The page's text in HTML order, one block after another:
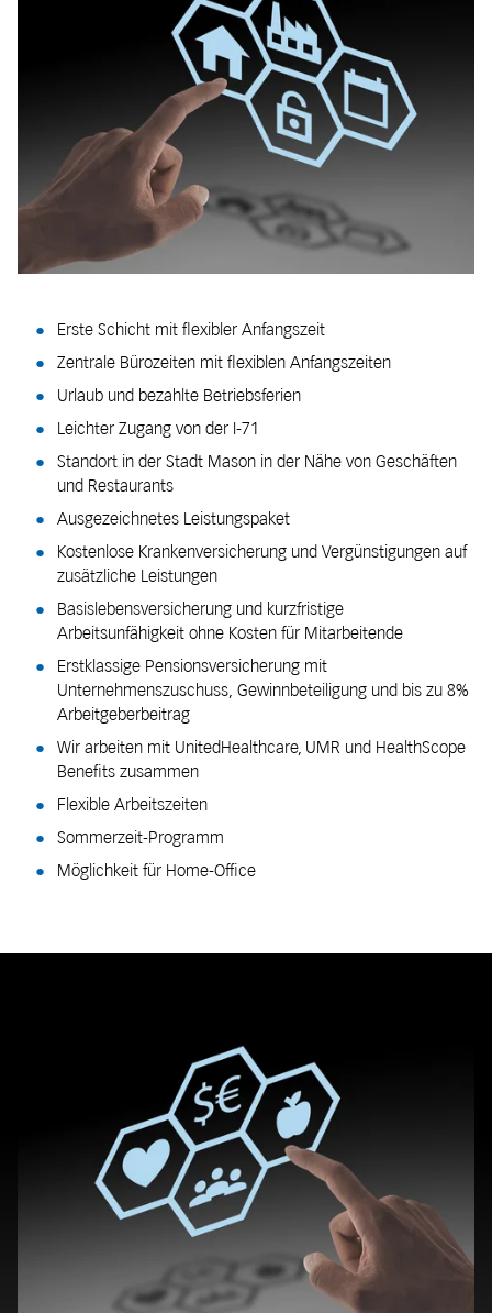
Erste Schicht mit flexibler Anfangszeit
Zentrale Bürozeiten mit flexiblen Anfangszeiten
Urlaub und bezahlte Betriebsferien
Leichter Zugang von der I-71
Standort in der Stadt Mason in der Nähe von Geschäften
und Restaurants
Ausgezeichnetes Leistungspaket
Kostenlose Krankenversicherung und Vergünstigungen auf
zusätzliche Leistungen
Basislebensversicherung und kurzfristige
Arbeitsunfähigkeit ohne Kosten für Mitarbeitende
Erstklassige Pensionsversicherung mit
Unternehmenszuschuss, Gewinnbeteiligung und bis zu 8%
Arbeitgeberbeitrag
Wir arbeiten mit UnitedHealthcare, UMR und HealthScope
Benefits zusammen
Flexible Arbeitszeiten
Sommerzeit-Programm
Möglichkeit für Home-Office